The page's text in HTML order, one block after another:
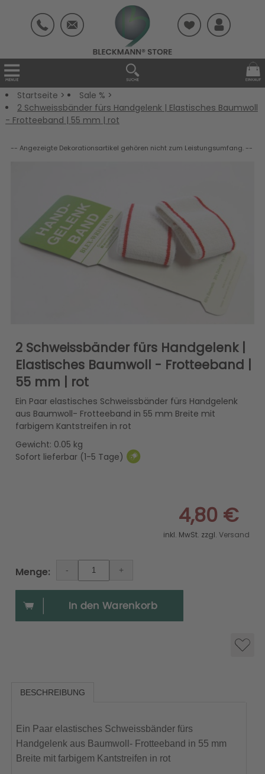
Startseite > Sale % >
2 Schweissbänder fürs Handgelenk | Elastisches Baumwoll
- Frotteeband | 55 mm | rot
-- Angezeigte Dekorationsartikel gehören nicht zum Leistungsumfang. --
2 Schweissbänder fürs Handgelenk |
Elastisches Baumwoll - Frotteeband |
55 mm | rot
Ein Paar elastisches Schweissbänder fürs Handgelenk
aus Baumwoll- Frotteeband in 55 mm Breite mit
farbigem Kantstreifen in rot
Gewicht: 0.05 kg
Sofort lieferbar (1-5 Tage)
4,80 €
inkl. MwSt. zzgl.Versand
Menge:
BESCHREIBUNG
Ein Paar elastisches Schweissbänder fürs
Handgelenk aus Baumwoll- Frotteeband in 55 mm
Breite mit farbigem Kantstreifen in rot